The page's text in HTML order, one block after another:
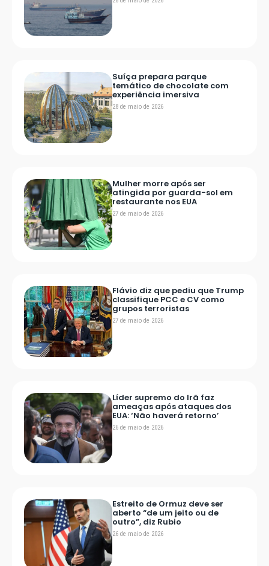
Suíça prepara parque
temático de chocolate com
experiência imersiva
28 de maio de 2026
Mulher morre após ser
atingida por guarda-sol em
restaurante nos EUA
27 de maio de 2026
Flávio diz que pediu que Trump
classifique PCC e CV como
grupos terroristas
27 de maio de 2026
Líder supremo do Irã faz
ameaças após ataques dos
EUA: ‘Não haverá retorno’
26 de maio de 2026
Estreito de Ormuz deve ser
aberto “de um jeito ou de
outro”, diz Rubio
26 de maio de 2026